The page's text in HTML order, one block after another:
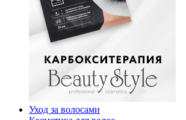
Уход за волосами